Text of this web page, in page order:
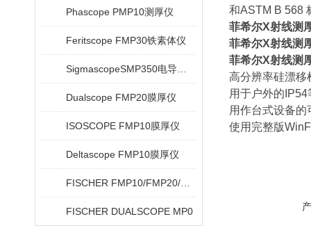
Phascope PMP10测厚仪
Feritscope FMP30铁素体仪
Dualscope FMP20膜厚仪
ISOSCOPE FMP10膜厚仪
Deltascope FMP10膜厚仪
FISCHER DUALSCOPE MP0
和ASTM B 568
菲希尔X射线测
菲希尔X射线测
菲希尔X射线测
高分辨率硅漂移
用于户外的IP54
用作台式设备的
使用完整版